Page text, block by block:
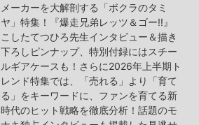
メーカーを大解剖する「ボクラのタミ
ヤ」特集！『爆走兄弟レッツ＆ゴー!!』
こしたてつひろ先生インタビュー＆描き
下ろしピンナップ、特別付録にはスチー
ルギアケースも！さらに2026年上半期ト
レンド特集では、「売れる」より「育て
る」をキーワードに、ファンを育てる新
時代のヒット戦略を徹底分析！話題のモ